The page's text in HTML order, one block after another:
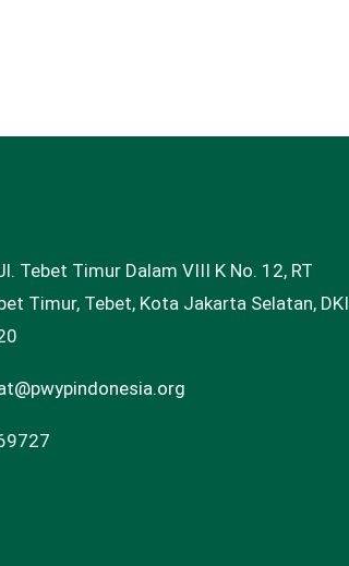
Tebet Timur Dalam VIII K No. 12, RT
Timur, Tebet, Kota Jakarta Selatan, DKI